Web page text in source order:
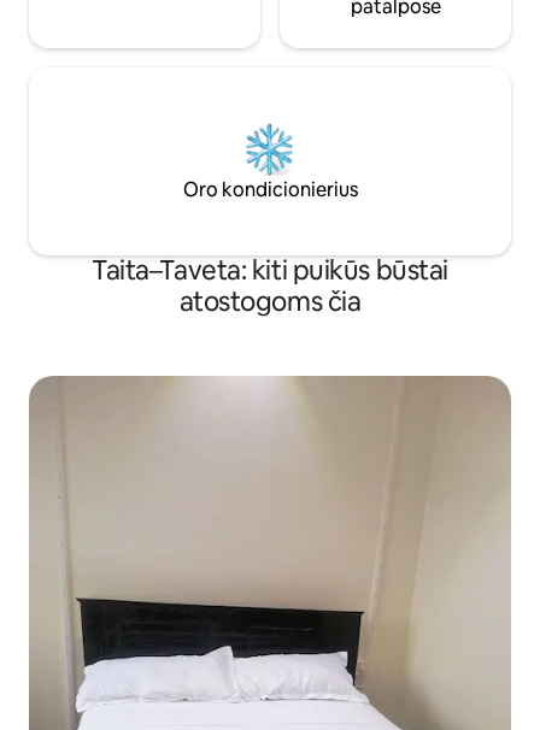
patalpose
Oro kondicionierius
Taita–Taveta: kiti puikūs būstai
atostogoms čia